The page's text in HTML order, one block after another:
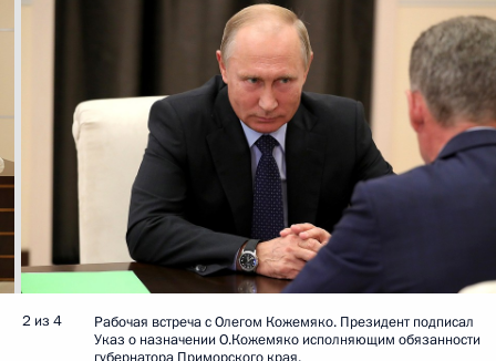
2 из 4
Рабочая встреча с Олегом Кожемяко. Президент подписал
Указ о назначении О.Кожемяко исполняющим обязанности